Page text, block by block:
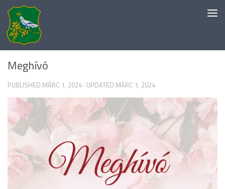
Skip to content
HELYI HÍREK
Meghívó
PUBLISHED MÁRC 1, 2024 · UPDATED MÁRC 1, 2024